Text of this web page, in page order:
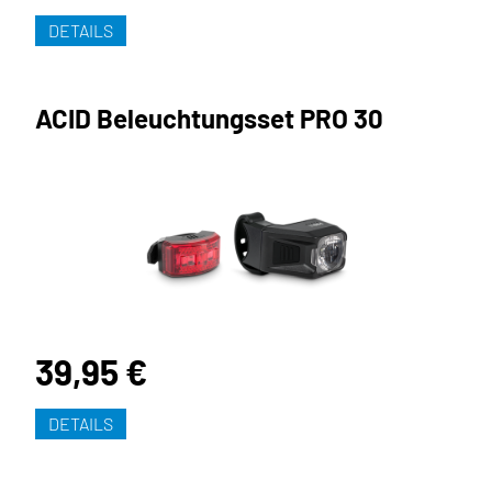
DETAILS
ACID Beleuchtungsset PRO 30
39,95 €
DETAILS